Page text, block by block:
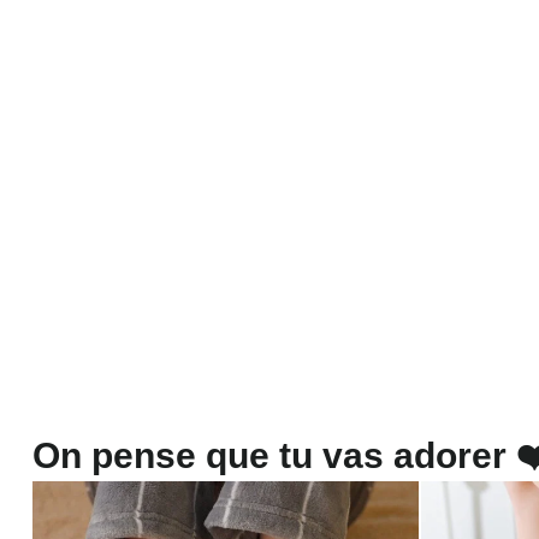
On pense que tu vas adorer